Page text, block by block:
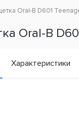
Oral-B D601
Oral-B
Характеристики